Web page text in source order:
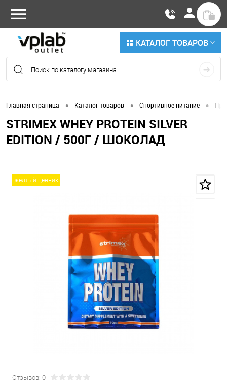
КАТАЛОГ ТОВАРОВ
Главная страница • Каталог товаров • Спортивное питание •
STRIMEX WHEY PROTEIN SILVER
EDITION / 500Г / ШОКОЛАД
желтый ценник
Отзывов: 0